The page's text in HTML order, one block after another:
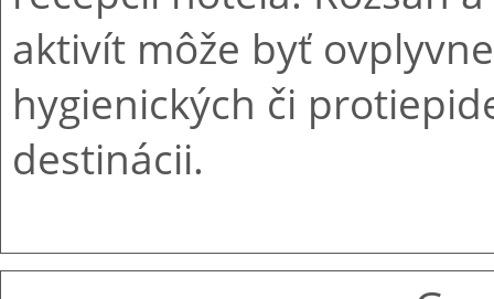
aktivít môže byť
hygienických či
destinácii.